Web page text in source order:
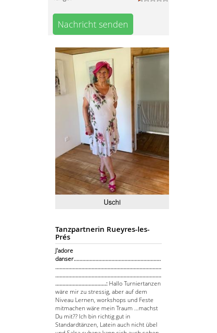
Nachricht senden
Uschi
Tanzpartnerin Rueyres-les-
Prés
J'adore
danser............................................................
.........................................................................
.........................................................................
...................................: Hallo Turniertanzen
wäre mir zu stressig, aber auf dem
Niveau Lernen, workshops und Feste
mitmachen wäre mein Traum ...machst
Du mit?? Ich bin richtig gut in
Standardtänzen, Latein auch nicht übel